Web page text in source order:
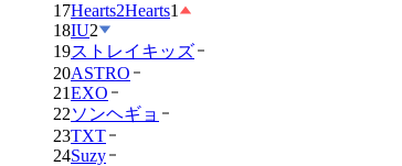
17Hearts2Hearts1
18IU2
19ストレイキッズ
20ASTRO
21EXO
22ソンヘギョ
23TXT
24Suzy